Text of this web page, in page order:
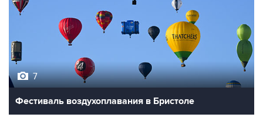
Фестиваль воздухоплавания в Бристоле